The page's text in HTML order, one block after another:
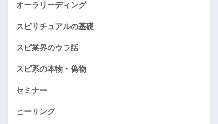
オーラリーディング
スピリチュアルの基礎
スピ業界のウラ話
スピ系の本物・偽物
セミナー
ヒーリング